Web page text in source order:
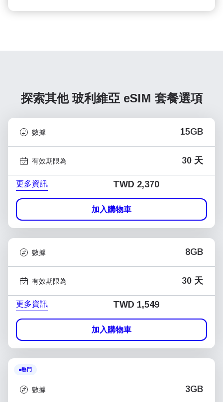
探索其他 玻利維亞 eSIM 套餐選項
數據 15GB
有效期限為 30 天
更多資訊 TWD 2,370
加入購物車
數據 8GB
有效期限為 30 天
更多資訊 TWD 1,549
加入購物車
熱門
數據 3GB